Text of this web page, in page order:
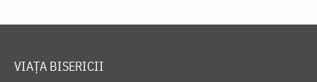
VIAȚA BISERICII